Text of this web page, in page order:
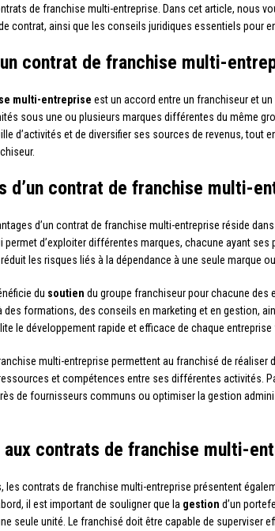
de franchise multi-entreprise. Dans cet article, nous
contrat, ainsi que les conseils juridiques essentiels pour
contrat de franchise multi-
multi-entreprise est un accord entre un franchiseur et
sous une ou plusieurs marques différentes du même
d’activités et de diversifier ses sources de revenus, tout
d’un contrat de franchise multi-
d’un contrat de franchise multi-entreprise réside
permet d’exploiter différentes marques, chacune ayant
les risques liés à la dépendance à une seule marque
du soutien du groupe franchiseur pour chacune des
des formations, des conseils en marketing et en gestion,
le développement rapide et efficace de chaque entreprise
multi-entreprise permettent au franchisé de réaliser
et compétences entre ses différentes activités.
de fournisseurs communs ou optimiser la gestion
contrats de franchise multi-
les contrats de franchise multi-entreprise présentent
il est important de souligner que la gestion d’un
seule unité. Le franchisé doit être capable de superviser